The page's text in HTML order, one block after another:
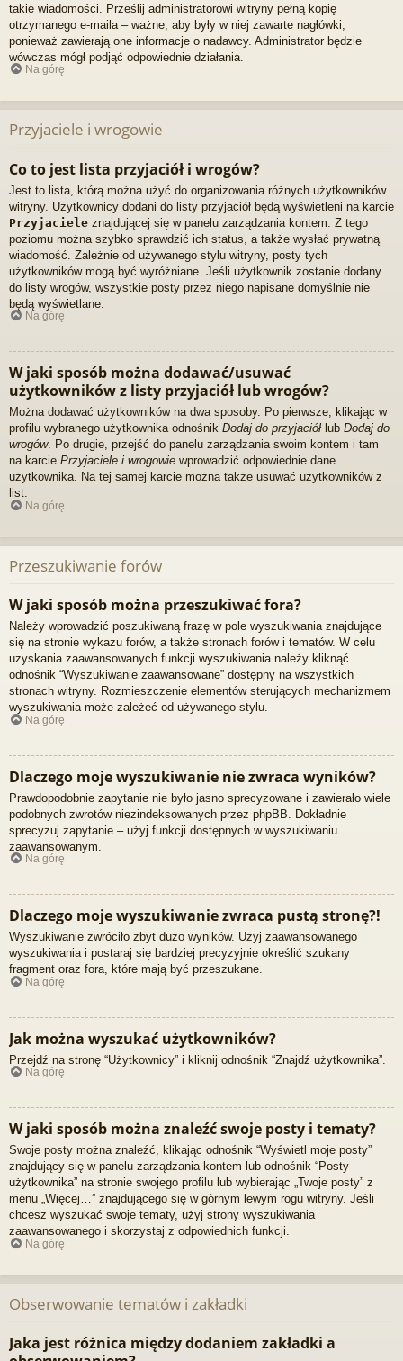
takie wiadomości. Prześlij administratorowi witryny pełną kopię
otrzymanego e-maila – ważne, aby były w niej zawarte nagłówki,
ponieważ zawierają one informacje o nadawcy. Administrator będzie
wówczas mógł podjąć odpowiednie działania.
Na górę
Przyjaciele i wrogowie
Co to jest lista przyjaciół i wrogów?
Jest to lista, którą można użyć do organizowania różnych użytkowników
witryny. Użytkownicy dodani do listy przyjaciół będą wyświetleni na karcie
Przyjaciele znajdującej się w panelu zarządzania kontem. Z tego
poziomu można szybko sprawdzić ich status, a także wysłać prywatną
wiadomość. Zależnie od używanego stylu witryny, posty tych
użytkowników mogą być wyróżniane. Jeśli użytkownik zostanie dodany
do listy wrogów, wszystkie posty przez niego napisane domyślnie nie
będą wyświetlane.
Na górę
W jaki sposób można dodawać/usuwać
użytkowników z listy przyjaciół lub wrogów?
Można dodawać użytkowników na dwa sposoby. Po pierwsze, klikając w
profilu wybranego użytkownika odnośnik Dodaj do przyjaciół lub Dodaj do
wrogów. Po drugie, przejść do panelu zarządzania swoim kontem i tam
na karcie Przyjaciele i wrogowie wprowadzić odpowiednie dane
użytkownika. Na tej samej karcie można także usuwać użytkowników z
list.
Na górę
Przeszukiwanie forów
W jaki sposób można przeszukiwać fora?
Należy wprowadzić poszukiwaną frazę w pole wyszukiwania znajdujące
się na stronie wykazu forów, a także stronach forów i tematów. W celu
uzyskania zaawansowanych funkcji wyszukiwania należy kliknąć
odnośnik “Wyszukiwanie zaawansowane” dostępny na wszystkich
stronach witryny. Rozmieszczenie elementów sterujących mechanizmem
wyszukiwania może zależeć od używanego stylu.
Na górę
Dlaczego moje wyszukiwanie nie zwraca wyników?
Prawdopodobnie zapytanie nie było jasno sprecyzowane i zawierało wiele
podobnych zwrotów niezindeksowanych przez phpBB. Dokładnie
sprecyzuj zapytanie – użyj funkcji dostępnych w wyszukiwaniu
zaawansowanym.
Na górę
Dlaczego moje wyszukiwanie zwraca pustą stronę?!
Wyszukiwanie zwróciło zbyt dużo wyników. Użyj zaawansowanego
wyszukiwania i postaraj się bardziej precyzyjnie określić szukany
fragment oraz fora, które mają być przeszukane.
Na górę
Jak można wyszukać użytkowników?
Przejdź na stronę “Użytkownicy” i kliknij odnośnik “Znajdź użytkownika”.
Na górę
W jaki sposób można znaleźć swoje posty i tematy?
Swoje posty można znaleźć, klikając odnośnik “Wyświetl moje posty”
znajdujący się w panelu zarządzania kontem lub odnośnik “Posty
użytkownika” na stronie swojego profilu lub wybierając „Twoje posty” z
menu „Więcej…” znajdującego się w górnym lewym rogu witryny. Jeśli
chcesz wyszukać swoje tematy, użyj strony wyszukiwania
zaawansowanego i skorzystaj z odpowiednich funkcji.
Na górę
Obserwowanie tematów i zakładki
Jaka jest różnica między dodaniem zakładki a